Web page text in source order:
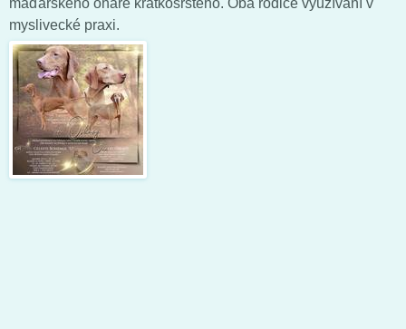
maďarského ohaře krátkosrstého. Oba rodiče využívání v
myslivecké praxi.